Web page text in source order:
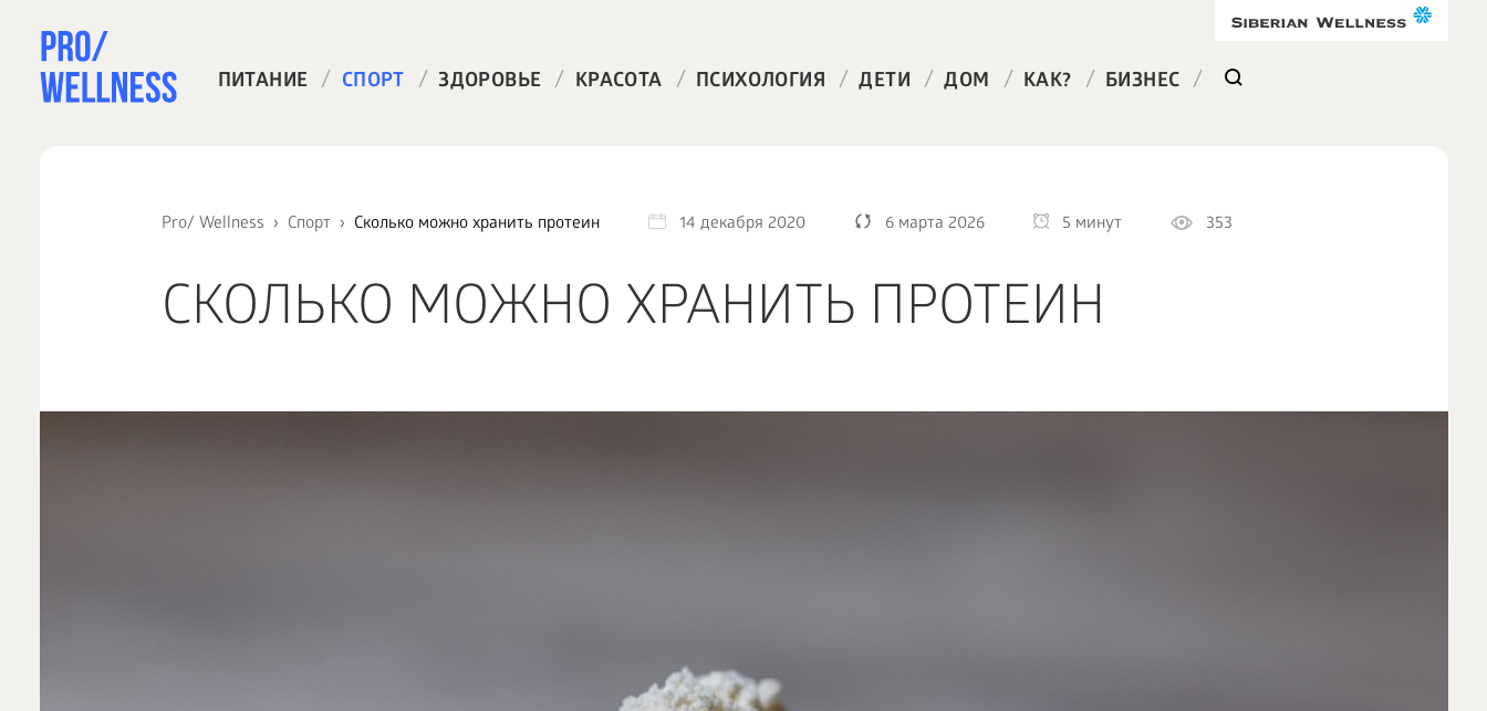
ПИТАНИЕ / СПОРТ / ЗДОРОВЬЕ / КРАСОТА / ПСИХОЛОГИЯ / ДЕТИ / ДОМ / КАК? / БИЗНЕС /
Pro/ Wellness Спорт Сколько можно хранить протеин 14 декабря 2020 6 марта 2026 5 минут 353
СКОЛЬКО МОЖНО ХРАНИТЬ ПРОТЕИН